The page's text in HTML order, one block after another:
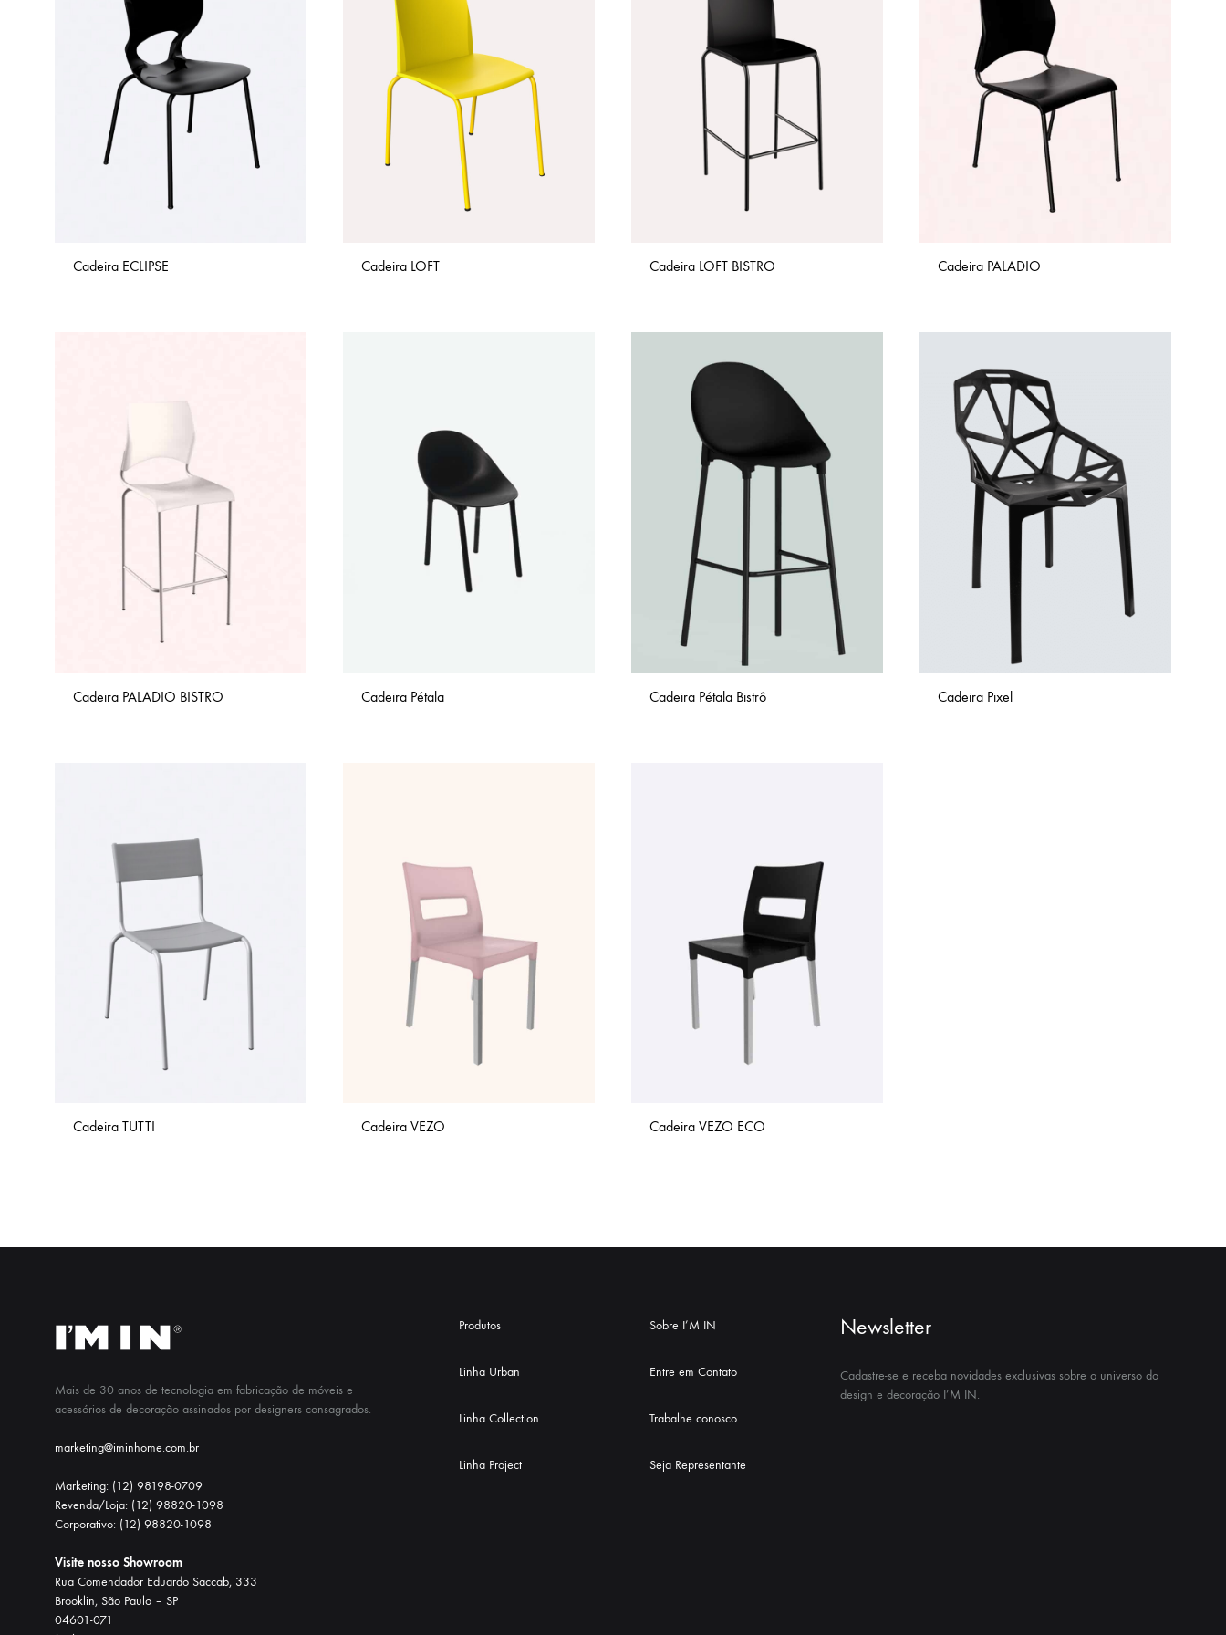
Cadeira ECLIPSE Cadeira LOFT Cadeira LOFT BISTRO Cadeira PALADIO
Cadeira PALADIO BISTRO Cadeira Pétala Cadeira Pétala Bistrô Cadeira Pixel
Cadeira TUTTI Cadeira VEZO Cadeira VEZO ECO
Mais de 30 anos de tecnologia em fabricação de móveis e
acessórios de decoração assinados por designers consagrados.
marketing@iminhome.com.br
Marketing: (12) 98198-0709
Revenda/Loja: (12) 98820-1098
Corporativo: (12) 98820-1098
Visite nosso Showroom
Rua Comendador Eduardo Saccab, 333
Brooklin, São Paulo – SP
04601-071
Produtos
Linha Urban
Linha Collection
Linha Project
Sobre I’M IN
Entre em Contato
Trabalhe conosco
Seja Representante
Newsletter
Cadastre-se e receba novidades exclusivas sobre o universo do
design e decoração I’M IN.